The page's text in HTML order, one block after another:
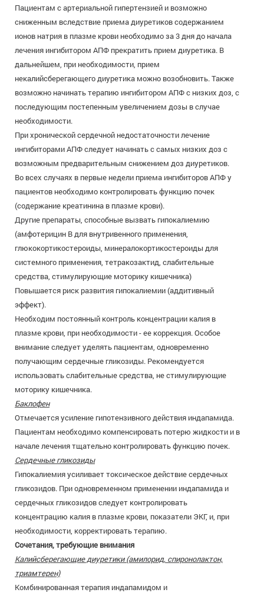
Пациентам с артериальной гипертензией и возможно
сниженным вследствие приема диуретиков содержанием
ионов натрия в плазме крови необходимо за 3 дня до начала
лечения ингибитором АПФ прекратить прием диуретика. В
дальнейшем, при необходимости, прием
некалийсберегающего диуретика можно возобновить. Также
возможно начинать терапию ингибитором АПФ с низких доз, с
последующим постепенным увеличением дозы в случае
необходимости.
При хронической сердечной недостаточности лечение
ингибиторами АПФ следует начинать с самых низких доз с
возможным предварительным снижением доз диуретиков.
Во всех случаях в первые недели приема ингибиторов АПФ у
пациентов необходимо контролировать функцию почек
(содержание креатинина в плазме крови).
Другие препараты, способные вызвать гипокалиемию
(амфотерицин В для внутривенного применения,
глюкокортикостероиды, минералокортикостероиды для
системного применения, тетракозактид, слабительные
средства, стимулирующие моторику кишечника)
Повышается риск развития гипокалиемии (аддитивный
эффект).
Необходим постоянный контроль концентрации калия в
плазме крови, при необходимости - ее коррекция. Особое
внимание следует уделять пациентам, одновременно
получающим сердечные гликозиды. Рекомендуется
использовать слабительные средства, не стимулирующие
моторику кишечника.
Баклофен
Отмечается усиление гипотензивного действия индапамида.
Пациентам необходимо компенсировать потерю жидкости и в
начале лечения тщательно контролировать функцию почек.
Сердечные гликозиды
Гипокалиемия усиливает токсическое действие сердечных
гликозидов. При одновременном применении индапамида и
сердечных гликозидов следует контролировать
концентрацию калия в плазме крови, показатели ЭКГ, и, при
необходимости, корректировать терапию.
Сочетания, требующие внимания
Калийсберегающие диуретики (амилорид, спиронолактон,
триамтерен)
Комбинированная терапия индапамидом и